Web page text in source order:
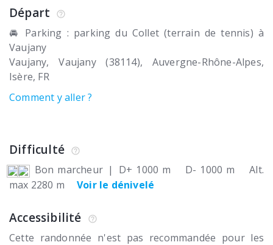
Départ
🚘 Parking : parking du Collet (terrain de tennis) à
Vaujany
Vaujany
Vaujany (38114)
Auvergne-Rhône-Alpes,
Isère FR
Comment y aller ?
Difficulté
Bon marcheur | D+ 1000 m D- 1000 m
Alt.
max 2280 m
Voir le dénivelé
Accessibilité
Cette randonnée n'est pas recommandée pour les